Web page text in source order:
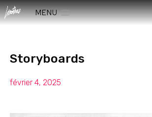
MENU
Storyboards
février 4, 2025